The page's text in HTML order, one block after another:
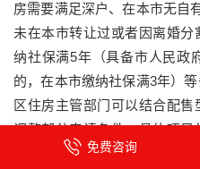
房需要满足深户、在本市无自
未在本市转让过或者因离婚
纳社保满5年（具备市人民政
的，在本市缴纳社保满3年）
区住房主管部门可以结合配售
调整部分申请条件，具体项
意后在项目配售通告中载明。
免费咨询